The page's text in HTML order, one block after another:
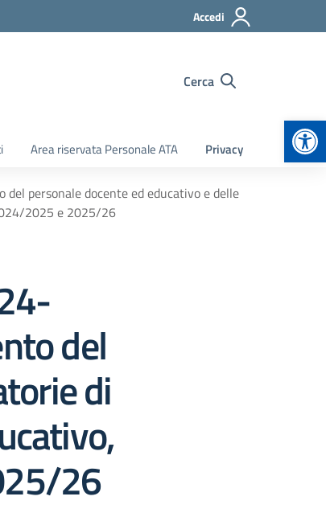
Accedi
Cerca
Area riservata Personale ATA Privacy
personale docente ed educativo e delle
2025 e 2025/26
del
di
26